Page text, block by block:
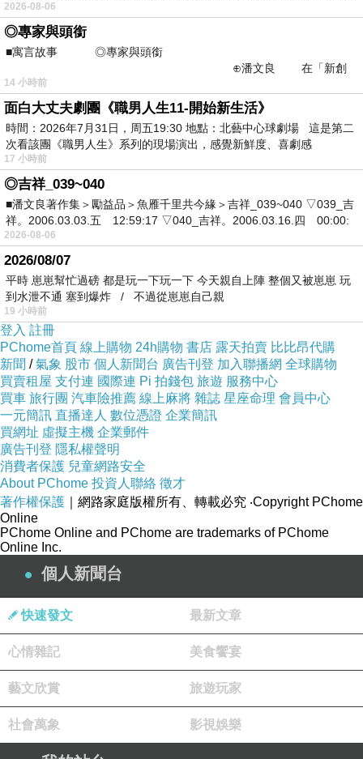
2026-08-06
◎專家與頭銜
■寓言故事 ◎專家與頭銜
⊕潘文良 在「新創
之谷」裡——
14 小時前
面白大丈夫劇團《職男人生11-開始新生活》
時間：2026年7月31日，周五19:30 地點：北藝中心球劇場 這是第二
次看該團《職男人生》系列的現場演出，感覺新鮮度、喜劇感
17 小時前
◎吉祥_039~040
■潘文良著作集＞勵益品＞魚雁千里共今緣＞吉祥_039~040 ▽039_吉
祥。2006.03.03.五 12:59:17 ▽040_吉祥。2006.03.16.四 00:00:
2026-08-06
2026/08/07
平時 崽崽幫忙過磅 都是玩一下玩一下 今天親自上陣 整個又被崽崽 玩
到水泄不通 塞到爆炸 / 不過從崽崽自己親
19 小時前
登入 註冊
PChome首頁 線上購物 24h購物 書店 露天拍賣 比比昂代購
新聞 /氣象 股市 個人新聞台 廣告刊登 加入聯播網 全球購物
買賣租屋 支付連 國際連 Pi 拍錢包 旅遊 服務中心
買車 旅行團 汽車險推薦 線上麻將 雜誌 星座命理 會員中心
一元簡訊 直播達人 數位憑證 企業簡訊
買網址 虛擬主機 企業郵件
廣告刊登 隱私權聲明
消費者保護 兒童網路安全
About PChome 投資人聯絡 徵才
著作權保護 ｜網路家庭版權所有、轉載必究 ‧Copyright PChome
Online
PChome Online and PChome are trademarks of PChome
Online Inc.
個人新聞台
快速發文 最新文章
心情雜記 美食饗宴
藝文欣賞 旅遊玩家
社會萬象 影視娛樂